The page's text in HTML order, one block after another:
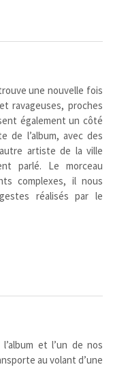
une nouvelle fois
ravageuses, proches
également un côté
de l’album, avec des
artiste de la ville
parlé. Le morceau
complexes, il nous
réalisés par le
et l’un de nos
au volant d’une